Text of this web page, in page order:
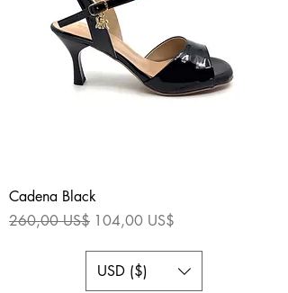
Cadena Black
Precio
260,00 US$ Precio de oferta
104,00 US$
USD ($)